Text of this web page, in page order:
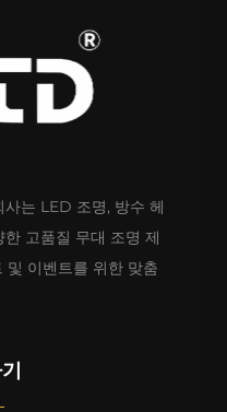
는 LED 조명, 방수 헤
고품질 무대 조명 제
및 이벤트를 위한 맞춤